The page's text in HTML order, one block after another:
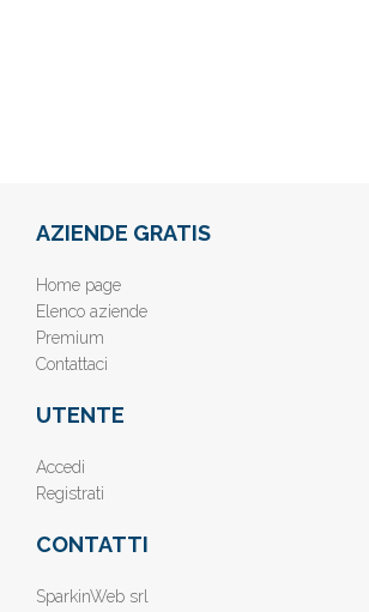
AZIENDE GRATIS
Home page
Elenco aziende
Premium
Contattaci
UTENTE
Accedi
Registrati
CONTATTI
SparkinWeb srl